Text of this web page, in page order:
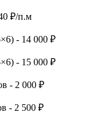
₽/п.м
- 14 000 ₽
- 15 000 ₽
- 2 000 ₽
- 2 500 ₽